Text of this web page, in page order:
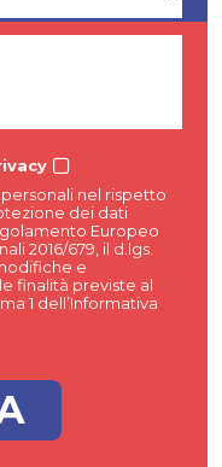
nel rispetto
dei dati
Europeo
2016/679, il d.lgs.
e
finalità previste al
1 dell’Informativa